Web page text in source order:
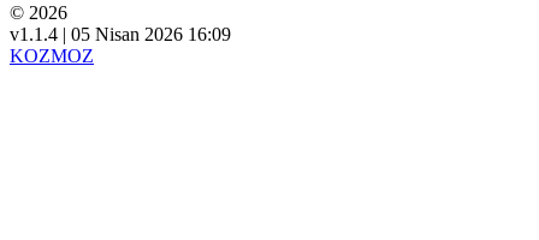
© 2026
v1.1.4 | 05 Nisan 2026 16:09
KOZMOZ